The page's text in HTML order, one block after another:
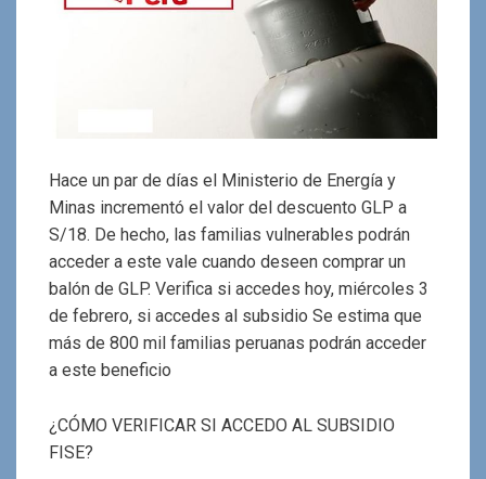
Hace un par de días el Ministerio de Energía y
Minas incrementó el valor del descuento GLP a
S/18. De hecho, las familias vulnerables podrán
acceder a este vale cuando deseen comprar un
balón de GLP. Verifica si accedes hoy, miércoles 3
de febrero, si accedes al subsidio Se estima que
más de 800 mil familias peruanas podrán acceder
a este beneficio
¿CÓMO VERIFICAR SI ACCEDO AL SUBSIDIO
FISE?